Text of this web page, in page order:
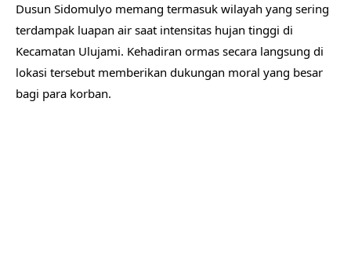
Dusun Sidomulyo memang termasuk wilayah yang sering
terdampak luapan air saat intensitas hujan tinggi di
Kecamatan Ulujami. Kehadiran ormas secara langsung di
lokasi tersebut memberikan dukungan moral yang besar
bagi para korban.